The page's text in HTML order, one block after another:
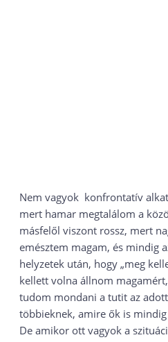
Nem vagyok konfrontatív
mert hamar megtalálom a
másfelől viszont rossz, mert
emésztem magam, és mindig
helyzetek után, hogy „meg
kellett volna állnom
tudom mondani a tutit az
többieknek, amire ők is
De amikor ott vagyok a